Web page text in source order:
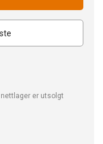
er utsolgt